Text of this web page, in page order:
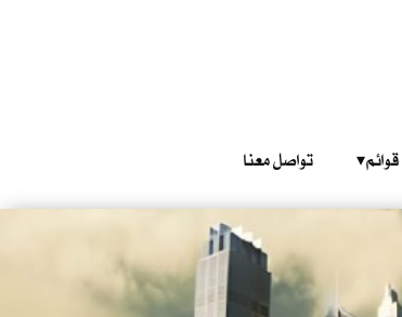
قوائم‎ ‎ ‎ ‎ تواصل معنا